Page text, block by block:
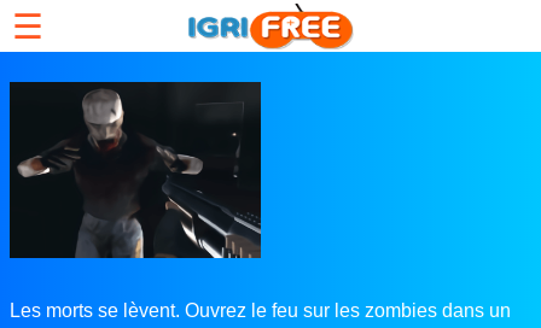
☰
Les morts se lèvent. Ouvrez le feu sur les zombies dans un